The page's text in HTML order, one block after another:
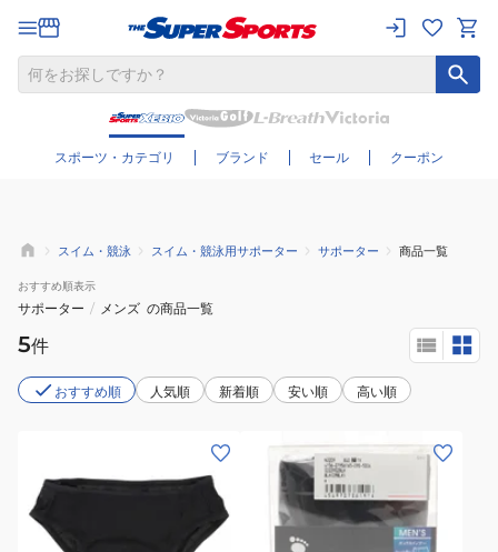
スポーツ・カテゴリ ブランド セール クーポン
さらに絞り込む
スイム・競泳 スイム・競泳用サポーター サポーター 商品一覧
おすすめ順表示
サポーター / メンズ の商品一覧
5件
おすすめ順 人気順 新着順 安い順 高い順
ズ)
水